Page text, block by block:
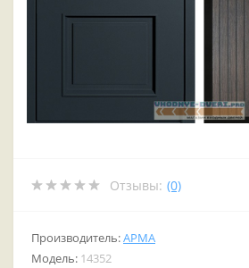
Отзывы: (0)
Производитель:АРМА
Модель: 14352